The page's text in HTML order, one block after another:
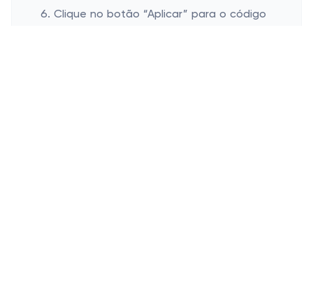
Clique no botão “Aplicar” para o código